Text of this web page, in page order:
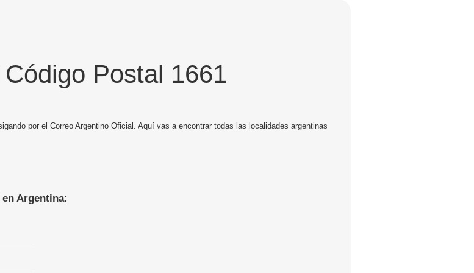
Postal 1661
por el Correo Argentino Oficial. Aquí vas a encontrar todas las localidades argentinas
Argentina: